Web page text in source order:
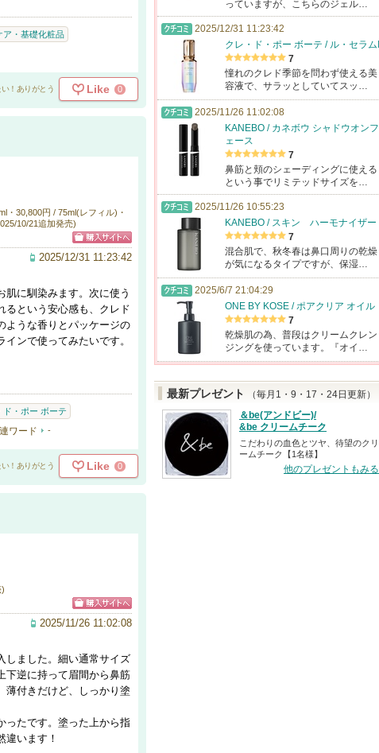
ア・基礎化粧品
！ありがとう Like 0
・30,800円 / 75ml(レフィル)・
10/21追加発売)
2025/12/31 11:23:42
肌に馴染みます。次に使う
るという安心感も、クレド
ような香りとパッケージの
インで使ってみたいです。
ド・ポー ボーテ
ワード -
！ありがとう Like 0
2025/11/26 11:02:08
しました。細い通常サイズ
下逆に持って眉間から鼻筋
薄付きだけど、しっかり塗
ったです。塗った上から指
違います！
っていますが、こちらのジェル…
2025/12/31 11:23:42
クレ・ド・ポー ボーテ / ル・セラムII
7
憧れのクレド季節を問わず使える美
容液で、サラッとしていてスッ…
2025/11/26 11:02:08
KANEBO / カネボウ シャドウオンフ
ェース
7
鼻筋と頬のシェーディングに使える
という事でリミテッドサイズを…
2025/11/26 10:55:23
KANEBO / スキン ハーモナイザー
7
混合肌で、秋冬春は鼻口周りの乾燥
が気になるタイプですが、保湿…
2025/6/7 21:04:29
ONE BY KOSE / ポアクリア オイル
7
乾燥肌の為、普段はクリームクレン
ジングを使っています。『オイ…
最新プレゼント
（毎月1・9・17・24日更新）
＆be(アンドビー)/
&be クリームチーク
こだわりの血色とツヤ、待望のクリ
ームチーク【1名様】
他のプレゼントもみる